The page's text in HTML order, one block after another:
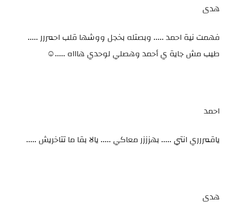
هدى
فهمت نية احمد ..... وبصتله بخجل ووشها قلب احمررر .....
طيب مش جاية ي أحمد وهصلي لوحدي هاااه .....☺️
احمد
ياقمررري انتي ..... بهزززر معاكي ..... يالا بقا ما تتاخريش .....
هدى